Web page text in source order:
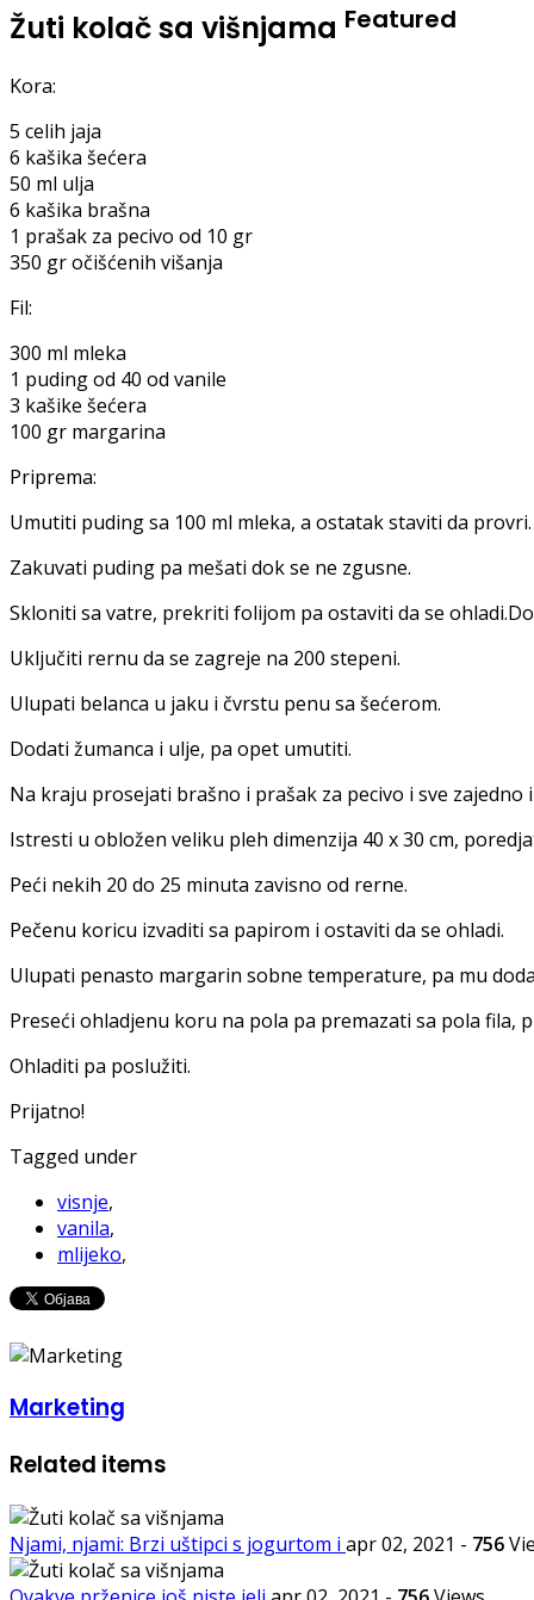
Žuti kolač sa višnjama Featured
Kora:
5 celih jaja
6 kašika šećera
50 ml ulja
6 kašika brašna
1 prašak za pecivo od 10 gr
350 gr očišćenih višanja
Fil:
300 ml mleka
1 puding od 40 od vanile
3 kašike šećera
100 gr margarina
Priprema:
Umutiti puding sa 100 ml mleka, a ostatak staviti da provri.
Zakuvati puding pa mešati dok se ne zgusne.
Skloniti sa vatre, prekriti folijom pa ostaviti da se
Uključiti rernu da se zagreje na 200 stepeni.
Ulupati belanca u jaku i čvrstu penu sa šećerom.
Dodati žumanca i ulje, pa opet umutiti.
Na kraju prosejati brašno i prašak za pecivo i sve zajedno
Istresti u obložen veliku pleh dimenzija 40 x 30 cm,
Peći nekih 20 do 25 minuta zavisno od rerne.
Pečenu koricu izvaditi sa papirom i ostaviti da se ohladi.
Ulupati penasto margarin sobne temperature, pa mu
Preseći ohladjenu koru na pola pa premazati sa pola
Ohladiti pa poslužiti.
Prijatno!
Tagged under
visnje,
vanila,
mlijeko,
Marketing
Related items
Njami, njami: Brzi uštipci s jogurtom i apr 02, 2021 - 756